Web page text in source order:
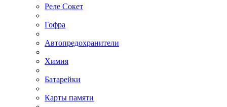
Реле Сокет
Гофра
Автопредохранители
Химия
Батарейки
Карты памяти